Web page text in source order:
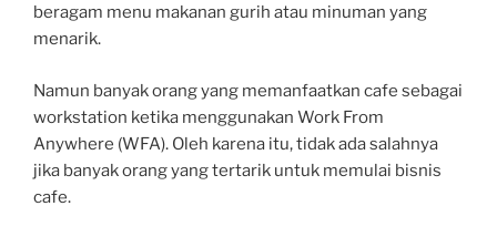
beragam menu makanan gurih atau minuman yang
menarik.
Namun banyak orang yang memanfaatkan cafe sebagai
workstation ketika menggunakan Work From
Anywhere (WFA). Oleh karena itu, tidak ada salahnya
jika banyak orang yang tertarik untuk memulai bisnis
cafe.